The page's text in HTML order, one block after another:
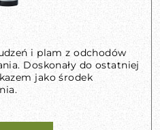
i plam z odchodów
Doskonały do ostatniej
jako środek